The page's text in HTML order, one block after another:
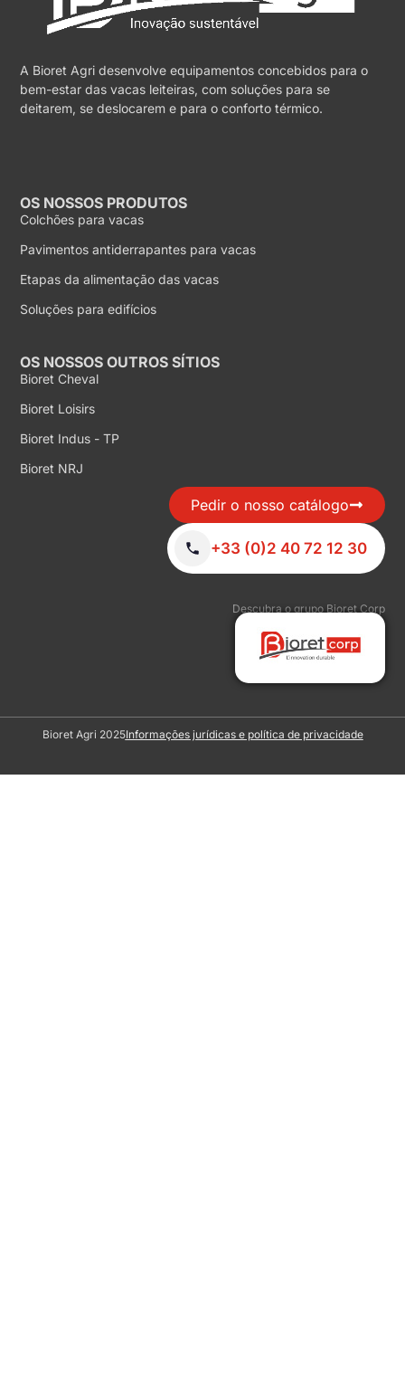
A Bioret Agri desenvolve equipamentos concebidos para o
bem-estar das vacas leiteiras, com soluções para se
deitarem, se deslocarem e para o conforto térmico.
OS NOSSOS PRODUTOS
Colchões para vacas
Pavimentos antiderrapantes para vacas
Etapas da alimentação das vacas
Soluções para edifícios
OS NOSSOS OUTROS SÍTIOS
Bioret Cheval
Bioret Loisirs
Bioret Indus - TP
Bioret NRJ
Pedir o nosso catálogo
+33 (0)2 40 72 12 30
Descubra o grupo Bioret Corp
Bioret Agri 2025Informações jurídicas e política de privacidade